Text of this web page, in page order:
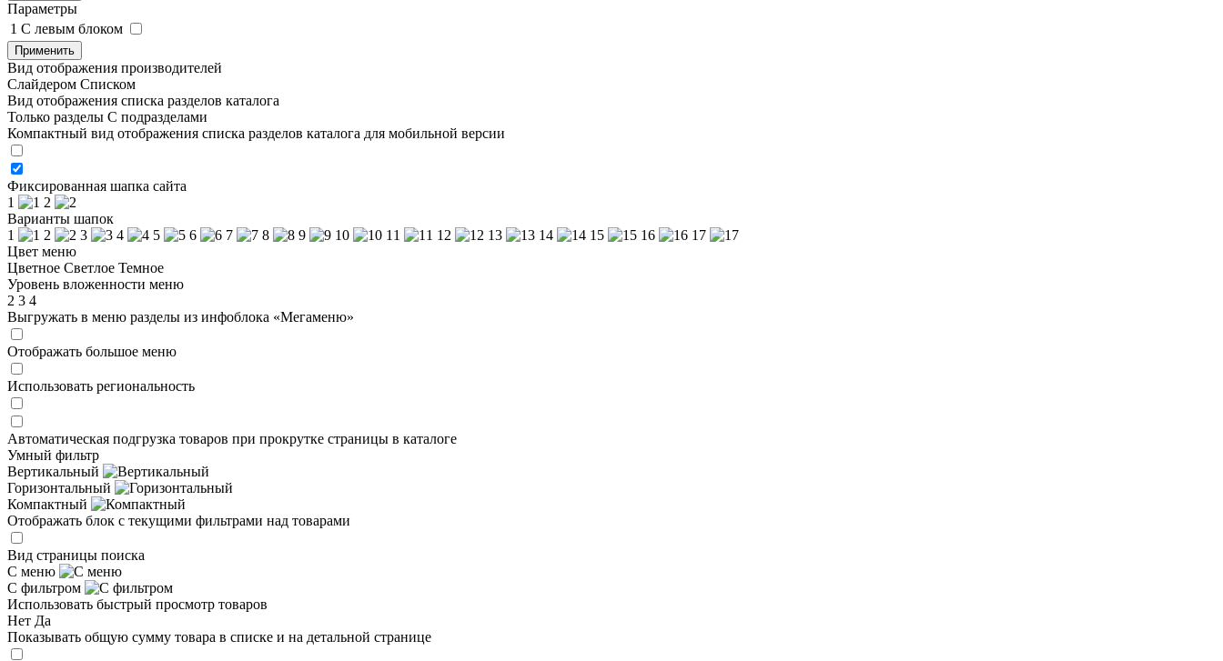
Параметры
1 C левым блоком
Применить
Вид отображения производителей
Слайдером Списком
Вид отображения списка разделов каталога
Только разделы С подразделами
Компактный вид отображения списка разделов каталога для мобильной версии
Фиксированная шапка сайта
1
2
Варианты шапок
1
2 3 4 5 6 7 8 9 10 11 12 13 14 15 16
17
Цвет меню
Цветное Светлое Темное
Уровень вложенности меню
2 3 4
Выгружать в меню разделы из инфоблока «Мегаменю»
Отображать большое меню
Использовать региональность
Автоматическая подгрузка товаров при прокрутке страницы в каталоге
Умный фильтр
Вертикальный
Горизонтальный
Компактный
Отображать блок с текущими фильтрами над товарами
Вид страницы поиска
С меню
С фильтром
Использовать быстрый просмотр товаров
Нет Да
Показывать общую сумму товара в списке и на детальной странице